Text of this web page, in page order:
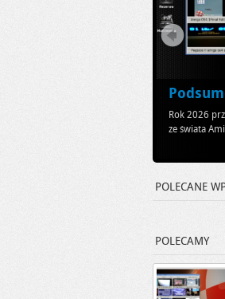
Rok 2026
ze świata
POLECANE
15 STYCZNIA,
POLECAMY